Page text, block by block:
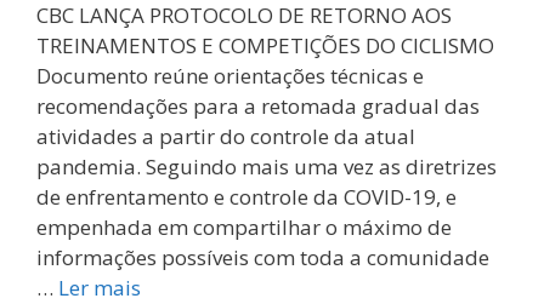
CBC LANÇA PROTOCOLO DE RETORNO AOS
TREINAMENTOS E COMPETIÇÕES DO CICLISMO
Documento reúne orientações técnicas e
recomendações para a retomada gradual das
atividades a partir do controle da atual
pandemia. Seguindo mais uma vez as diretrizes
de enfrentamento e controle da COVID-19, e
empenhada em compartilhar o máximo de
informações possíveis com toda a comunidade
… Ler mais